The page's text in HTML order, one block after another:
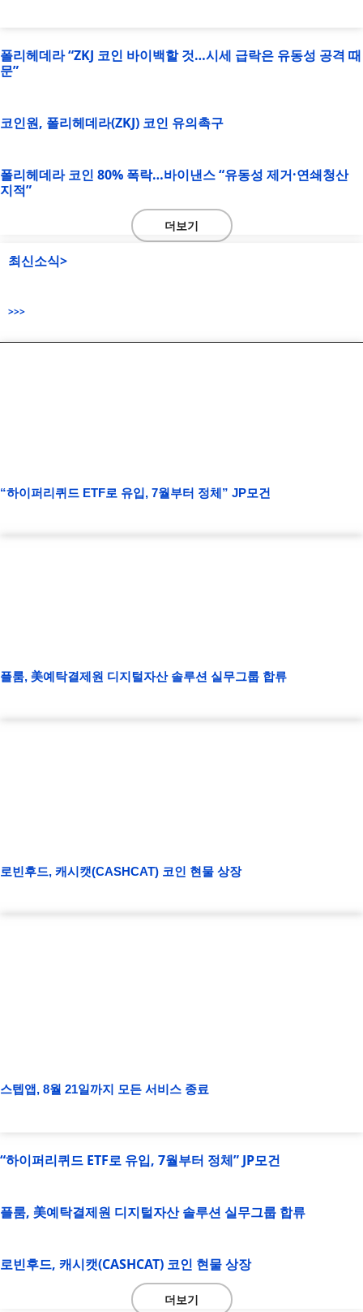
폴리헤데라 “ZKJ 코인 바이백할 것…시세 급락은 유동성 공격 때
문”
코인원, 폴리헤데라(ZKJ) 코인 유의촉구
폴리헤데라 코인 80% 폭락…바이낸스 “유동성 제거·연쇄청산
지적”
더보기
최신소식>
>>>
“하이퍼리퀴드 ETF로 유입, 7월부터 정체” JP모건
플룸, 美예탁결제원 디지털자산 솔루션 실무그룹 합류
로빈후드, 캐시캣(CASHCAT) 코인 현물 상장
스텝앱, 8월 21일까지 모든 서비스 종료
“하이퍼리퀴드 ETF로 유입, 7월부터 정체” JP모건
플룸, 美예탁결제원 디지털자산 솔루션 실무그룹 합류
로빈후드, 캐시캣(CASHCAT) 코인 현물 상장
더보기